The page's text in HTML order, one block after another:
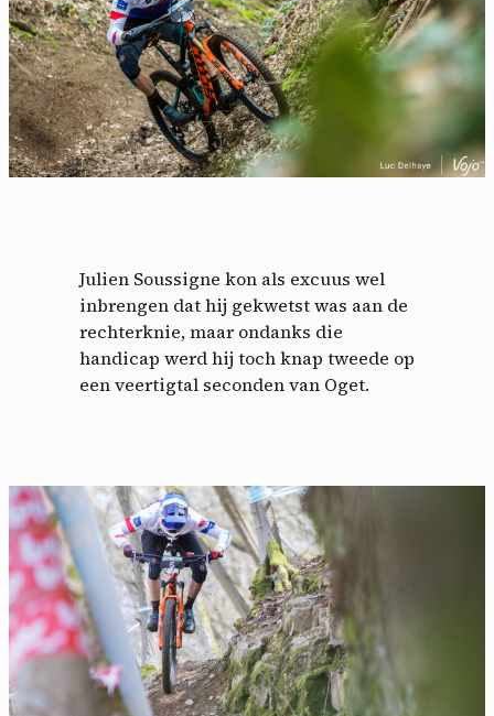
Julien Soussigne kon als excuus wel
inbrengen dat hij gekwetst was aan de
rechterknie, maar ondanks die
handicap werd hij toch knap tweede op
een veertigtal seconden van Oget.